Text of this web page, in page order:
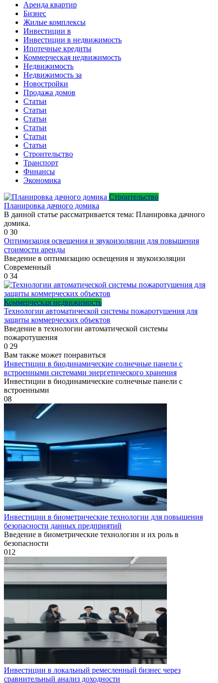
Аренда квартир
Бизнес
Жилые комплексы
Инвестиции в
Инвестиции в недвижимость
Ипотечные кредиты
Коммерческая недвижимость
Недвижимость
Недвижимость за
Новостройки
Продажа домов
Статьи
Статьи
Статьи
Статьи
Статьи
Статьи
Строительство
Транспорт
Финансы
Экономика
Строительство
Планировка дачного домика
В данной статье рассматривается тема: Планировка дачного
домика.
0 30
Оптимизация освещения и звукоизоляции для повышения
стоимости аренды
Введение в оптимизацию освещения и звукоизоляции
Современный
0 34
Коммерческая недвижимость
Технологии автоматической системы пожаротушения для
защиты коммерческих объектов
Введение в технологии автоматической системы
пожаротушения
0 29
Вам также может понравиться
Инвестиции в биодинамические солнечные панели с
встроенными системами энергетического хранения
Инвестиции в биодинамические солнечные панели с
встроенными
08
Инвестиции в биометрические технологии для повышения
безопасности данных предприятий
Введение в биометрические технологии и их роль в
безопасности
012
Инвестиции в локальный ремесленный бизнес через
сравнительный анализ доходности